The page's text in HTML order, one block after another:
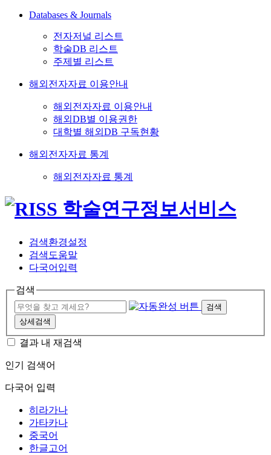
Databases & Journals
전자저널 리스트
학술DB 리스트
주제별 리스트
해외전자자료 이용안내
해외전자자료 이용안내
해외DB별 이용권한
대학별 해외DB 구독현황
해외전자자료 통계
해외전자자료 통계
검색환경설정
검색도움말
다국어입력
검색
검색
상세검색
결과 내 재검색
인기 검색어
다국어 입력
히라가나
가타카나
중국어
한글고어